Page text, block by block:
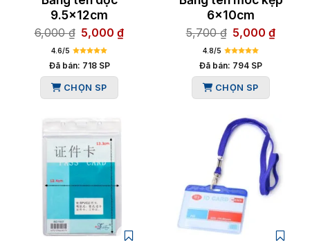
9.5x12cm
6,000₫ Giá
gốc
là:
6,000 ₫.
5,000₫Giá
4.6/5
Đã bán: 718 SP
CHỌN SP
6x10cm
5,700₫ Giá
gốc
là:
5,700 ₫.
5,000₫Giá
4.8/5
Đã bán: 794 SP
CHỌN SP